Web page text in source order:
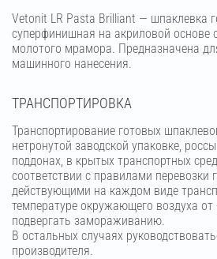
Vetonit LR Pasta Brilliant — шпаклевка
суперфинишная на акриловой основе
молотого мрамора. Предназначена
машинного нанесения.
ТРАНСПОРТИРОВКА
Транспортирование готовых
нетронутой заводской упаковке,
поддонах, в крытых транспортных
соответствии с правилами перевозки
действующими на каждом виде
температуре окружающего воздуха
подвергать замораживанию.
В остальных случаях
производителя.